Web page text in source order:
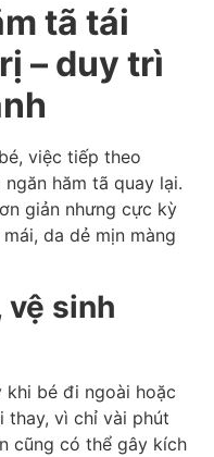
tã tái
– duy trì
việc tiếp theo
hăm tã quay lại.
giản nhưng cực kỳ
da dẻ mịn màng
vệ sinh
khi bé đi ngoài hoặc
vì chỉ vài phút
cũng có thể gây kích